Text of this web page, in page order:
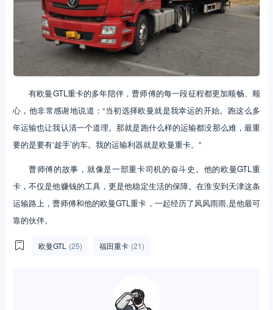
有欧曼GTL重卡的多年陪伴，曹师傅的每一段征程都更加顺畅、顺
心，他非常感谢地说道：“当初选择欧曼就是我幸运的开始。跑这么多
年运输也让我认清一个道理。那就是跑什么样的运输都没那么难，最重
要的是要有‘趁手’的车。我的运输利器就是欧曼重卡。”
曹师傅的故事，就像是一部重卡司机的奋斗史。他的欧曼GTL重
卡，不仅是他赚钱的工具，更是他稳定生活的保障。在淮安到天津这条
运输路上，曹师傅和他的欧曼GTL重卡，一起经历了风风雨雨,是他最可
靠的伙伴。
欧曼GTL (25) 福田重卡 (21)